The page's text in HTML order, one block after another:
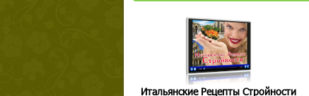
Итальянские Рецепты Стройности